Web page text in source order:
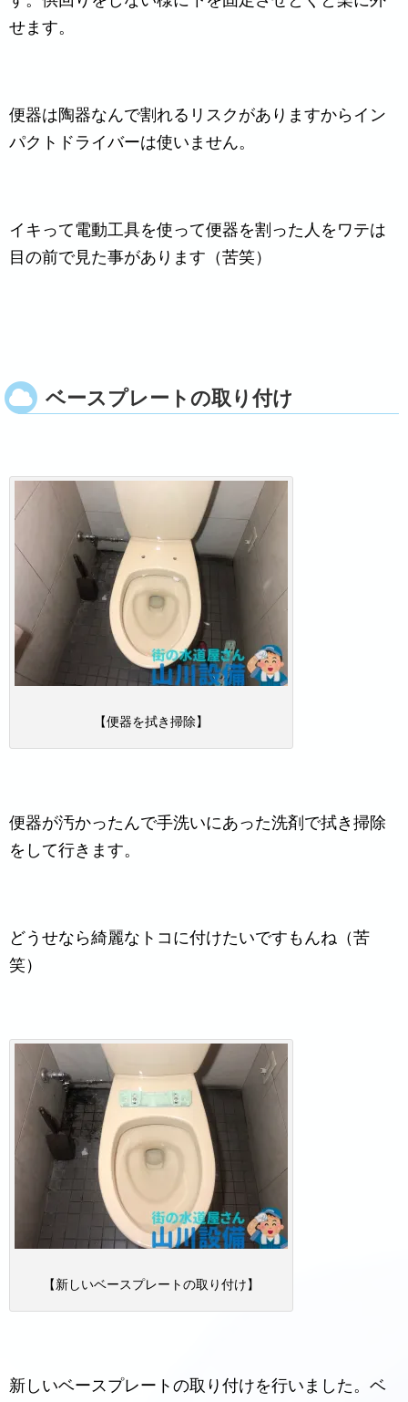
せます。
便器は陶器なんで割れるリスクがありますからイン
パクトドライバーは使いません。
イキって電動工具を使って便器を割った人をワテは
目の前で見た事があります（苦笑）
ベースプレートの取り付け
【便器を拭き掃除】
便器が汚かったんで手洗いにあった洗剤で拭き掃除
をして行きます。
どうせなら綺麗なトコに付けたいですもんね（苦
笑）
【新しいベースプレートの取り付け】
新しいベースプレートの取り付けを行いました。ベ